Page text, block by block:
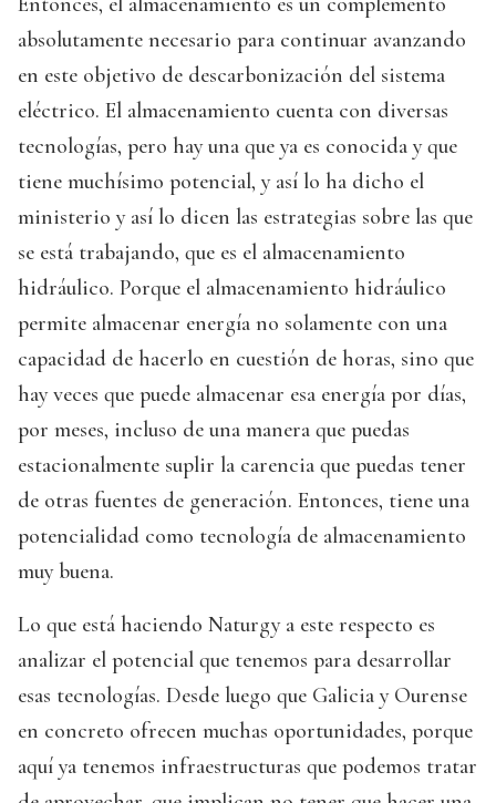
absolutamente necesario para continuar avanzando
en este objetivo de descarbonización del sistema
eléctrico. El almacenamiento cuenta con diversas
tecnologías, pero hay una que ya es conocida y que
tiene muchísimo potencial, y así lo ha dicho el
ministerio y así lo dicen las estrategias sobre las que
se está trabajando, que es el almacenamiento
hidráulico. Porque el almacenamiento hidráulico
permite almacenar energía no solamente con una
capacidad de hacerlo en cuestión de horas, sino que
hay veces que puede almacenar esa energía por días,
por meses, incluso de una manera que puedas
estacionalmente suplir la carencia que puedas tener
de otras fuentes de generación. Entonces, tiene una
potencialidad como tecnología de almacenamiento
muy buena.
Lo que está haciendo Naturgy a este respecto es
analizar el potencial que tenemos para desarrollar
esas tecnologías. Desde luego que Galicia y Ourense
en concreto ofrecen muchas oportunidades, porque
aquí ya tenemos infraestructuras que podemos tratar